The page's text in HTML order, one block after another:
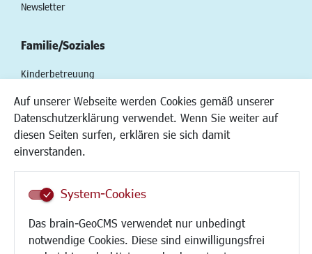
Auf unserer Webseite werden Cookies gemäß unserer
Datenschutzerklärung verwendet. Wenn Sie weiter auf
diesen Seiten surfen, erklären sie sich damit
einverstanden.
System-Cookies
Das brain-GeoCMS verwendet nur unbedingt
notwendige Cookies. Diese sind einwilligungsfrei
Newsletter
Familie/Soziales
Kinderbetreuung
Institutionen für Familien
Frauen
Senioren/Haltestelle
Inklusion
Schule
Migration und Zusammenleben
Ukrainehilfe
Hilfe für Geflüchtete